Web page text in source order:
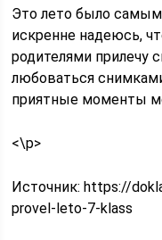
Это лето было
искренне надеюсь,
родителями прилечу
любоваться
приятные моменты
<\p>
Источник:https://
provel-leto-7-klass